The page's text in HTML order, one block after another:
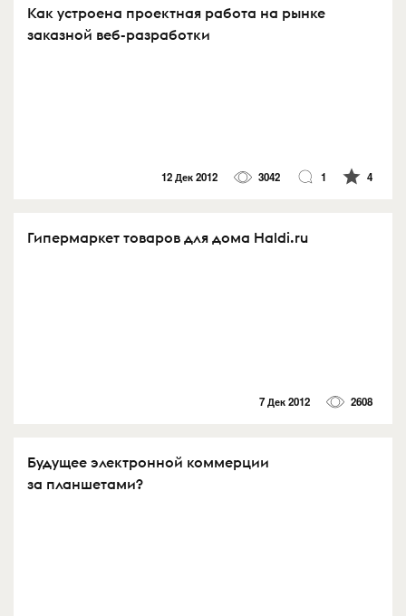
Как устроена проектная работа на рынке
заказной веб-разработки
12 Дек 2012 3042 1 4
Гипермаркет товаров для дома Haldi.ru
7 Дек 2012 2608
Будущее электронной коммерции
за планшетами?